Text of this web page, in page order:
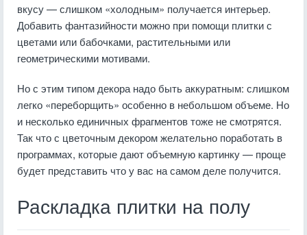
вкусу — слишком «холодным» получается интерьер.
Добавить фантазийности можно при помощи плитки с
цветами или бабочками, растительными или
геометрическими мотивами.
Но с этим типом декора надо быть аккуратным: слишком
легко «переборщить» особенно в небольшом объеме. Но
и несколько единичных фрагментов тоже не смотрятся.
Так что с цветочным декором желательно поработать в
программах, которые дают объемную картинку — проще
будет представить что у вас на самом деле получится.
Раскладка плитки на полу